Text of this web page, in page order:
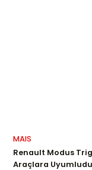
MAIS
Renault Modus
Araçlara